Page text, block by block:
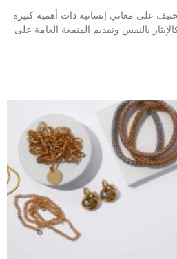
على معاني إنسانية ذات أهمية كبيرة
بالنفس وتقديم المنفعة العامة على